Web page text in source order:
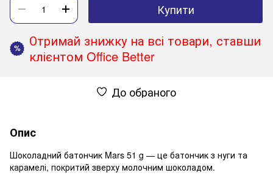
Купити
%
Отримай знижку на всі товари, ставши
клієнтом Office Better
До обраного
Опис
Шоколадний батончик Mars 51 g — це батончик з нуги та
карамелі, покритий зверху молочним шоколадом.